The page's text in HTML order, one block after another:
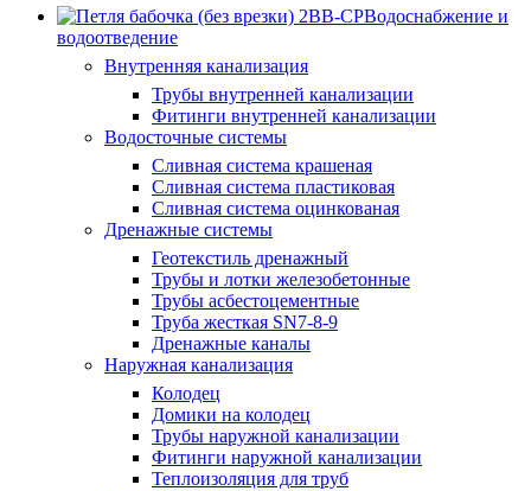
Водоснабжение и
водоотведение
Внутренняя канализация
Трубы внутренней канализации
Фитинги внутренней канализации
Водосточные системы
Сливная система крашеная
Сливная система пластиковая
Сливная система оцинкованая
Дренажные системы
Геотекстиль дренажный
Трубы и лотки железобетонные
Трубы асбестоцементные
Труба жесткая SN7-8-9
Дренажные каналы
Наружная канализация
Колодец
Домики на колодец
Трубы наружной канализации
Фитинги наружной канализации
Теплоизоляция для труб